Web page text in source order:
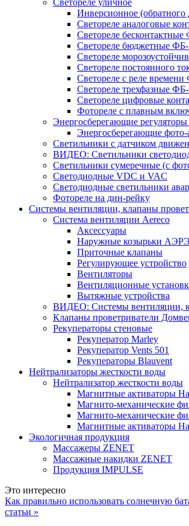
Светореле уличное
Инверсионное (обратного
Светореле аналоговые
Светореле
Светореле бюджетные
Светореле
Светореле постоянного
Светореле с реле
Светореле трехфазные
Светореле цифровые
Фотореле с плавным
Энергосберегающие
Энергосберегающие фото-
Светильники с датчиком
ВИДЕО: Светильники
Светильники сумеречные (с
Светодиодные VDC и VAC
Светодиодные светильники
Фотореле на дин-рейку
Системы вентиляции, клапаны
Система вентиляции Aereco
Аксессуары
Наружные козырьки
Приточные клапаны
Регулирующее устройство
Вентиляторы
Вентиляционные
Вытяжные устройства
ВИДЕО: Системы вентиляции,
Клапаны проветриватели
Рекуператоры стеновые
Рекуператор Marley
Рекуператор Vents 501
Рекуператоры Blauvent
Нейтрализаторы жесткости воды
Нейтрализатор жесткости воды
Магнитные активаторы
Магнито-механические
Магнито-механические
Магнитные активаторы
Экологичная продукция
Массажеры ZENET
Массажные накидки ZENET
Продукция IMPULSE
Это интересно
Как правильно использовать солнечную
статьи »